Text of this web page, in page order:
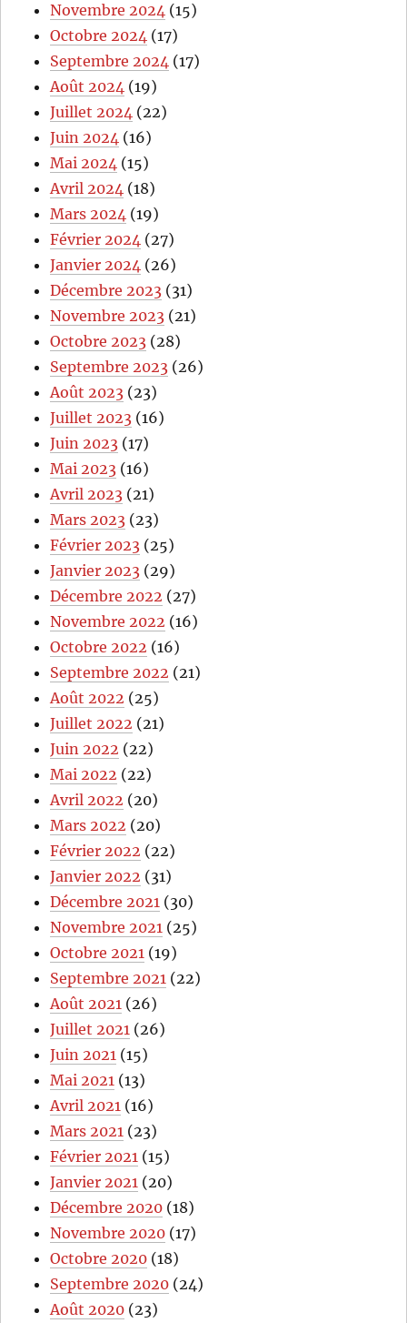
Novembre 2024 (15)
Octobre 2024 (17)
Septembre 2024 (17)
Août 2024 (19)
Juillet 2024 (22)
Juin 2024 (16)
Mai 2024 (15)
Avril 2024 (18)
Mars 2024 (19)
Février 2024 (27)
Janvier 2024 (26)
Décembre 2023 (31)
Novembre 2023 (21)
Octobre 2023 (28)
Septembre 2023 (26)
Août 2023 (23)
Juillet 2023 (16)
Juin 2023 (17)
Mai 2023 (16)
Avril 2023 (21)
Mars 2023 (23)
Février 2023 (25)
Janvier 2023 (29)
Décembre 2022 (27)
Novembre 2022 (16)
Octobre 2022 (16)
Septembre 2022 (21)
Août 2022 (25)
Juillet 2022 (21)
Juin 2022 (22)
Mai 2022 (22)
Avril 2022 (20)
Mars 2022 (20)
Février 2022 (22)
Janvier 2022 (31)
Décembre 2021 (30)
Novembre 2021 (25)
Octobre 2021 (19)
Septembre 2021 (22)
Août 2021 (26)
Juillet 2021 (26)
Juin 2021 (15)
Mai 2021 (13)
Avril 2021 (16)
Mars 2021 (23)
Février 2021 (15)
Janvier 2021 (20)
Décembre 2020 (18)
Novembre 2020 (17)
Octobre 2020 (18)
Septembre 2020 (24)
Août 2020 (23)